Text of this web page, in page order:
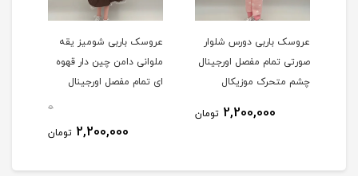
عروسک باربی دورس شلوار
صورتی تمام مفصل اورجینال
چشم متحرک موزیکال
2,200,000 تومان
عروسک باربی شومیز یقه
ملوانی دامن چین دار قهوه
ای تمام مفصل اورجینال
0
2,200,000 تومان